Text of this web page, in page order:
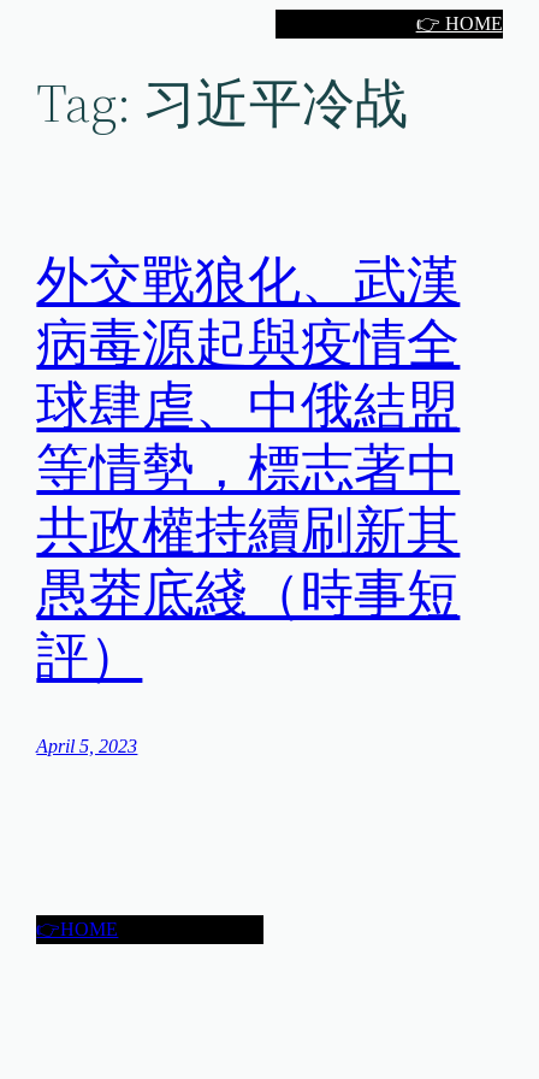
👉 HOME
Tag: 习近平冷战
外交戰狼化、武漢
病毒源起與疫情全
球肆虐、中俄結盟
等情勢，標志著中
共政權持續刷新其
愚莽底綫（時事短
評）
April 5, 2023
👉HOME